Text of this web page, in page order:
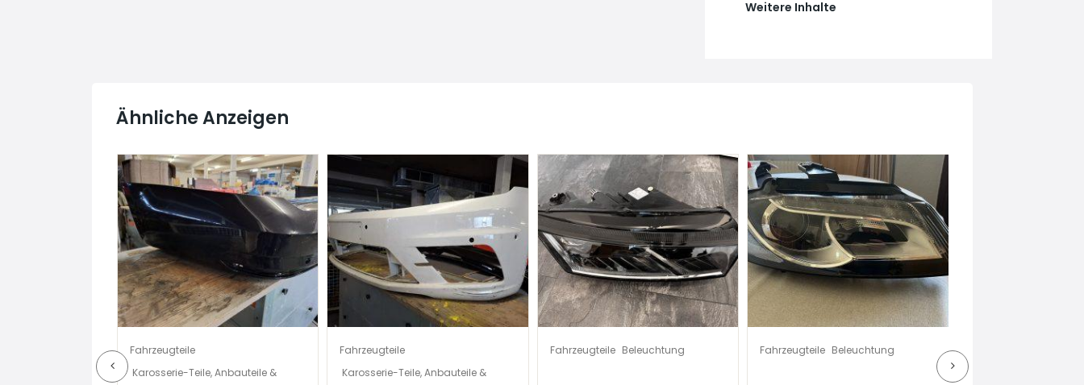
Weitere Inhalte
Ähnliche Anzeigen
Fahrzeugteile
Karosserie-Teile, Anbauteile &
Fahrzeugteile
Karosserie-Teile, Anbauteile &
Fahrzeugteile Beleuchtung Fahrzeugteile Beleuchtung